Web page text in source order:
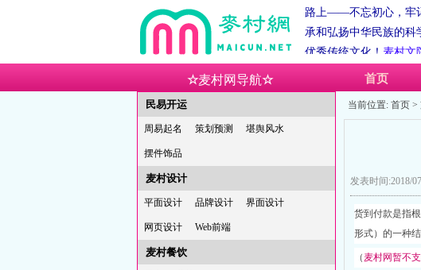
首页
☆麦村网导航☆
路上——不忘初心，牢
承和弘扬中华民族的科
优秀传统文化！
麦村文
麦村网
麦村草堂-良山堂）旗
助平台：始于公历
辰时。
路上——不忘初心，牢
承和弘扬中华民族的
优秀传统文化！ 麦村文
民易开运
周易起名 策划预测 堪舆风水
摆件饰品
麦村设计
平面设计 品牌设计 界面设计
网页设计 Web前端
麦村餐饮
当前位置: 首页 >
发表时间:2018/
货到付款是指
形式）的一种结
（ 麦村网暂不